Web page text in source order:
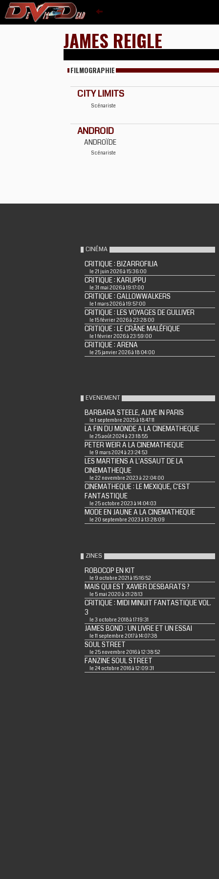
JAMES REIGLE
FILMOGRAPHIE
CITY LIMITS
Scénariste
ANDROID
ANDROÏDE
Scénariste
CINÉMA
CRITIQUE : BIZARROFILIA
le 21 juin 2026 à 15:36:00
CRITIQUE : KARUPPU
le 31 mai 2026 à 19:17:00
CRITIQUE : GALLOWWALKERS
le 1 mars 2026 à 19:57:00
CRITIQUE : LES VOYAGES DE GULLIVER
le 15 février 2026 à 23:28:00
CRITIQUE : LE CRÂNE MALÉFIQUE
le 1 février 2026 à 23:59:00
CRITIQUE : ARENA
le 25 janvier 2026 à 18:04:00
EVENEMENT
BARBARA STEELE, ALIVE IN PARIS
le 1 septembre 2025 à 18:47:11
LA FIN DU MONDE A LA CINEMATHEQUE
le 25 août 2024 à 23:18:55
PETER WEIR A LA CINEMATHEQUE
le 9 mars 2024 à 23:24:53
LES MARTIENS A L'ASSAUT DE LA
CINEMATHEQUE
le 22 novembre 2023 à 22:04:00
CINEMATHEQUE : LE MEXIQUE, C'EST
FANTASTIQUE
le 25 octobre 2023 à 14:04:03
MODE EN JAUNE A LA CINEMATHEQUE
le 20 septembre 2023 à 13:28:09
ZINES
ROBOCOP EN KIT
le 9 octobre 2021 à 15:16:52
MAIS QUI EST XAVIER DESBARATS ?
le 5 mai 2020 à 21:28:13
CRITIQUE : MIDI MINUIT FANTASTIQUE VOL.
3
le 3 octobre 2018 à 17:19:31
JAMES BOND : UN LIVRE ET UN ESSAI
le 11 septembre 2017 à 14:07:38
SOUL STREET
le 25 novembre 2016 à 12:38:52
FANZINE SOUL STREET
le 24 octobre 2016 à 12:09:31